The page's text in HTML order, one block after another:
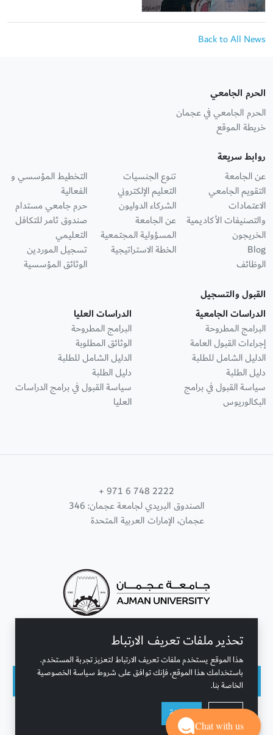
Back to All News
تحذير ملفات تعريف الارتباط
هذا الموقع يستخدم ملفات تعريف الارتباط لتعزيز تجربة المستخدم.
باستخدامك هذا الموقع، فإنك توافق على شروط سياسة الخصوصية
الخاصة بنا.
رفض موافقة
الحرم الجامعي
الحرم الجامعي في عجمان
خريطة الموقع
روابط سريعة
عن الجامعة
التقويم الجامعي
الاعتمادات
والتصنيفات الأكاديمية
الخريجون
Blog
الوظائف
تنوع الجنسيات
التعليم الإلكتروني
الشركاء الدوليون
عن الجامعة
المسؤولية المجتمعية
الخطة الاستراتيجية
التخطيط المؤسسي و
الفعالية
حرم جامعي مستدام
صندوق ثامر للتكافل
التعليمي
تسجيل الموردين
الوثائق المؤسسية
القبول والتسجيل
الدراسات الجامعية
البرامج المطروحة
إجراءات القبول العامة
الدليل الشامل للطلبة
دليل الطلبة
سياسة القبول في برامج
البكالوريوس
الدراسات العليا
البرامج المطروحة
الوثائق المطلوبة
الدليل الشامل للطلبة
دليل الطلبة
سياسة القبول في برامج الدراسات
العليا
+ 971 6 748 2222
الصندوق البريدي لجامعة عجمان: 346
عجمان، الإمارات العربية المتحدة
تواصل معنا
حقوق النشر محفوظة © جامعة عجمان 2001 - 2026
التحديث الأخير - أغسطس 07, 2026Chat with us